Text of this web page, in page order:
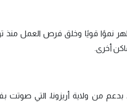
نموًا قويًا وخلق فرص العمل منذ
أخرى.
فاز بايدن الديمقراطي، بالرئاسة في عام 2020 بدعم من ولاية